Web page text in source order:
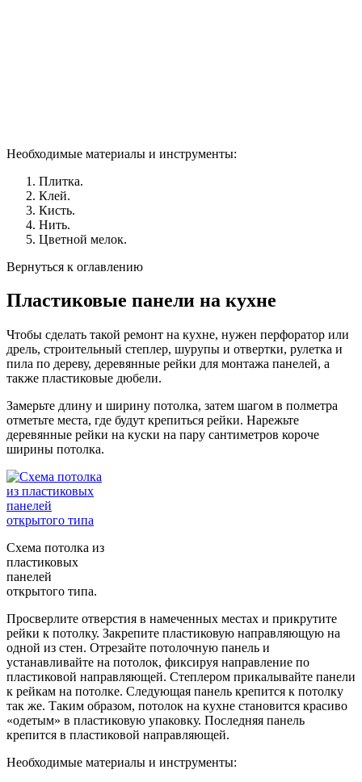
Необходимые материалы и инструменты:
Плитка.
Клей.
Кисть.
Нить.
Цветной мелок.
Вернуться к оглавлению
Пластиковые панели на кухне
Чтобы сделать такой ремонт на кухне, нужен перфоратор или
дрель, строительный степлер, шурупы и отвертки, рулетка и
пила по дереву, деревянные рейки для монтажа панелей, а
также пластиковые дюбели.
Замерьте длину и ширину потолка, затем шагом в полметра
отметьте места, где будут крепиться рейки. Нарежьте
деревянные рейки на куски на пару сантиметров короче
ширины потолка.
Схема потолка из
пластиковых
панелей
открытого типа.
Просверлите отверстия в намеченных местах и прикрутите
рейки к потолку. Закрепите пластиковую направляющую на
одной из стен. Отрезайте потолочную панель и
устанавливайте на потолок, фиксируя направление по
пластиковой направляющей. Степлером прикалывайте панели
к рейкам на потолке. Следующая панель крепится к потолку
так же. Таким образом, потолок на кухне становится красиво
«одетым» в пластиковую упаковку. Последняя панель
крепится в пластиковой направляющей.
Необходимые материалы и инструменты: